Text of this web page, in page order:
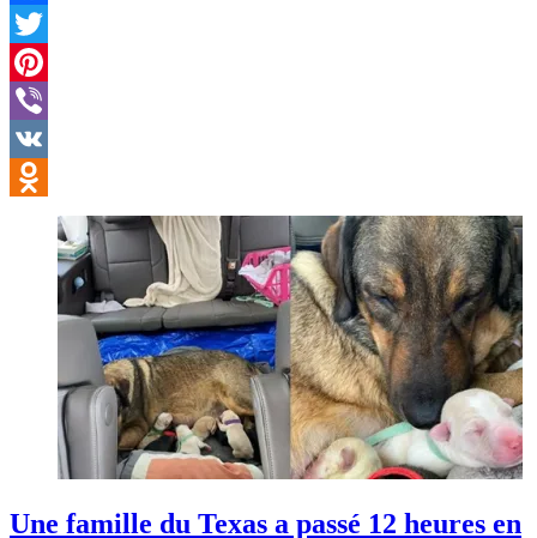
Facebook
Twitter
Pinterest
Viber
VK
Odnoklassniki
Une famille du Texas a passé 12 heures en